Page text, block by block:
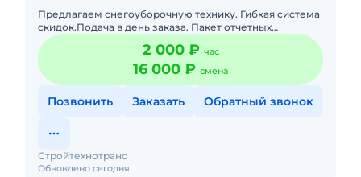
Предлагаем снегоуборочную технику. Гибкая система
скидок.Подача в день заказа. Пакет отчетных
документов. С оператором. Топливо включено в
стоимость. Долгосрочн2 000 ₽ час
16 000 ₽ смена
Позвонить Заказать Обратный звонок
Обновлено сегодня
Стройтехнотранс